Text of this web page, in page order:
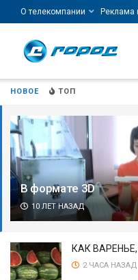
НОВОЕ ТОП
В формате 3D
10 ЛЕТ НАЗАД
КАК
2 ЧАСА НАЗАД
О телекомпании Реклама